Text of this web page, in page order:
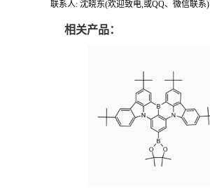
联系人: 沈晓东(欢迎致电,或QQ、微信联系)
相关产品：